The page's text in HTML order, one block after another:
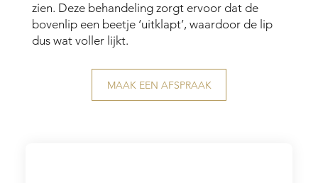
zien. Deze behandeling zorgt ervoor dat de
bovenlip een beetje ‘uitklapt’, waardoor de lip
dus wat voller lijkt.
MAAK EEN AFSPRAAK